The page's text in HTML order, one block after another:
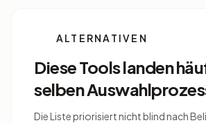
ALTERNATIVEN
Diese Tools landen
selben
Die Liste priorisiert nicht blind nach